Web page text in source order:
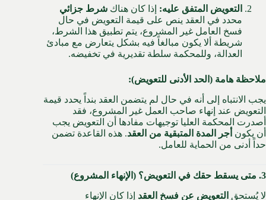
التعويض المتفق عليه: إذا كان هناك شرط جزائي
محدد في العقد ينص على قيمة التعويض في حال
فسخ العامل غير المشروع، يتم تطبيق هذا الشرط،
شريطة ألا يكون مبالغاً فيه بشكل يتعارض مع مبادئ
العدالة، وللمحكمة سلطة تقديرية في تخفيضه.
ملاحظة هامة (الحد الأدنى للتعويض):
يجب الانتباه إلى أنه في حال لم يتضمن العقد بنداً يحدد قيمة
التعويض عند إنهاء صاحب العمل غير المشروع، فقد
أصدرت المحكمة العليا توجيهات مفادها أن التعويض يجب
أن يكون أجر المدة المتبقية من العقد. هذه القاعدة تضمن
حداً أدنى من الحماية للعامل.
3. متى يسقط حقك في التعويض؟ (الإنهاء المشروع)
لا يُستحق التعويض عن فسخ العقد إذا كان الإنهاء